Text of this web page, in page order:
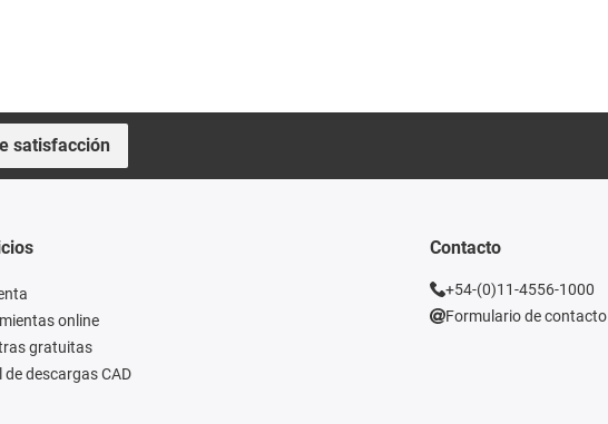
satisfacción
online
gratuitas
de descargas CAD
Contacto
+54-(0)11-4556-1000
Formulario de contacto